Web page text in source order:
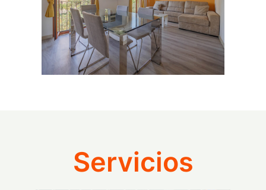
Servicios